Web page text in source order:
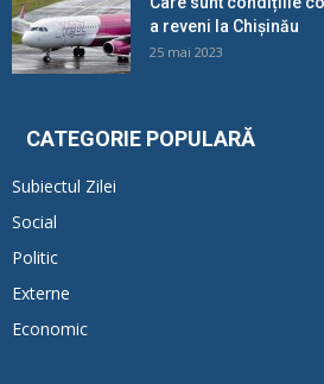
a reveni la Chișinău
25 mai 2023
CATEGORIE POPULARĂ
Subiectul Zilei
Social
Politic
Externe
Economic